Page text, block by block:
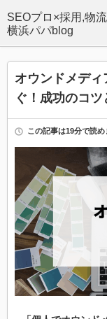
SEOプロ×採用,物流
横浜パパblog
オウンドメデ
ぐ！成功のコ
この記事は19分で読め